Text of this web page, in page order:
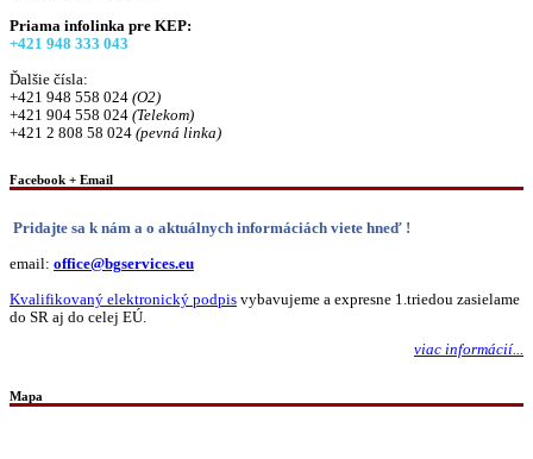
Priama infolinka pre KEP:
+421 948 333 043
Ďalšie čísla:
+421 948 558 024 (O2)
+421 904 558 024 (Telekom)
+421 2 808 58 024 (pevná linka)
Facebook + Email
Pridajte sa k nám a o aktuálnych informáciách viete hneď !
email: office@bgservices.eu
Kvalifikovaný elektronický podpis vybavujeme a expresne 1.triedou zasielame
do SR aj do celej EÚ.
viac informácií...
Mapa